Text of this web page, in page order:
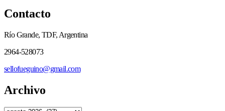
Contacto
Río Grande, TDF, Argentina
2964-528073
sellofueguino@gmail.com
Archivo